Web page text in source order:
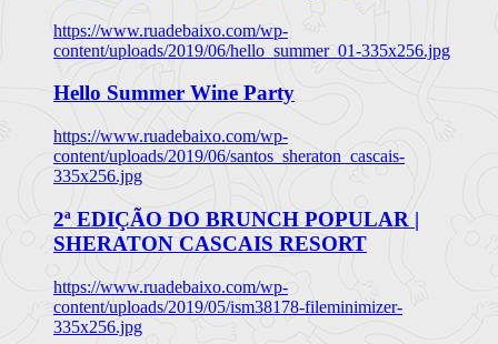
https://www.ruadebaixo.com/wp-
content/uploads/2019/06/hello_summer_01-335x256.jpg
Hello Summer Wine Party
https://www.ruadebaixo.com/wp-
content/uploads/2019/06/santos_sheraton_cascais-
335x256.jpg
2ª EDIÇÃO DO BRUNCH POPULAR |
SHERATON CASCAIS RESORT
https://www.ruadebaixo.com/wp-
content/uploads/2019/05/ism38178-fileminimizer-
335x256.jpg